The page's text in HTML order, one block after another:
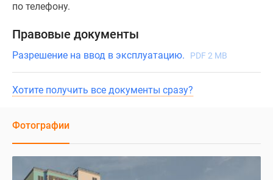
по телефону.
Правовые документы
Разрешение на ввод в эксплуатацию. PDF 2 MB
Хотите получить все документы сразу?
Фотографии